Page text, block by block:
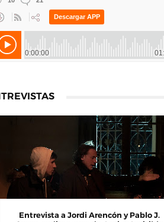
Entrevista a Jordi Arencón y Pablo J.